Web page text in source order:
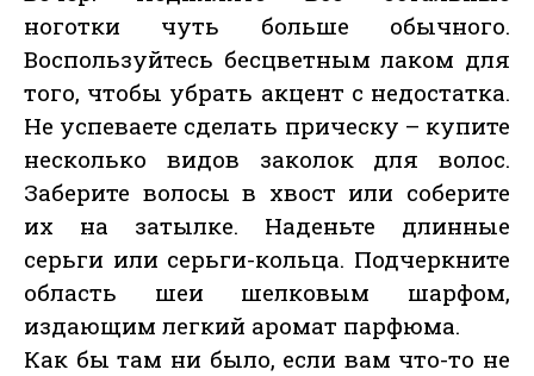
ноготки чуть больше обычного.
Воспользуйтесь бесцветным лаком для
того, чтобы убрать акцент с недостатка.
Не успеваете сделать прическу – купите
несколько видов заколок для волос.
Заберите волосы в хвост или соберите
их на затылке. Наденьте длинные
серьги или серьги-кольца. Подчеркните
область шеи шелковым шарфом,
издающим легкий аромат парфюма.
Как бы там ни было, если вам что-то не